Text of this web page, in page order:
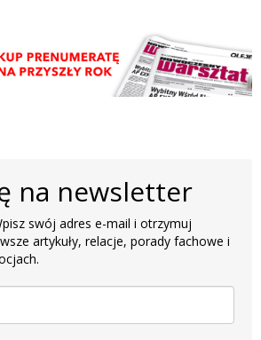
na newsletter
swój adres e-mail i otrzymuj
artykuły, relacje, porady fachowe i